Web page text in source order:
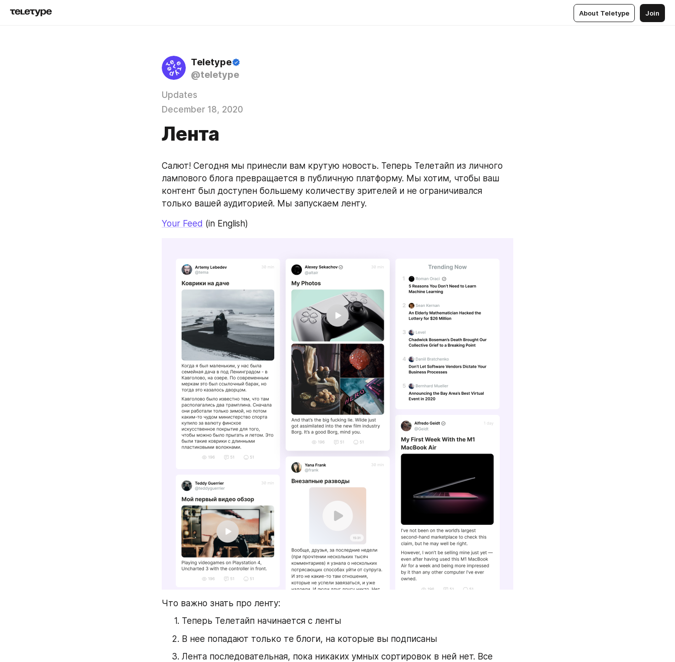
About Teletype Join
Teletype
@teletype
Updates
December 18, 2020
Лента
Салют! Сегодня мы принесли вам крутую новость. Теперь Телетайп из личного
лампового блога превращается в публичную платформу. Мы хотим, чтобы ваш
контент был доступен большему количеству зрителей и не ограничивался
только вашей аудиторией. Мы запускаем ленту.
Your Feed (in English)
Что важно знать про ленту:
Теперь Телетайп начинается c ленты
В нее попадают только те блоги, на которые вы подписаны
Лента последовательная, пока никаких умных сортировок в ней нет. Все